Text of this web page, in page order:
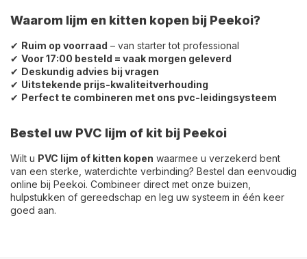
Waarom lijm en kitten kopen bij Peekoi?
✔ Ruim op voorraad – van starter tot professional
✔ Voor 17:00 besteld = vaak morgen geleverd
✔ Deskundig advies bij vragen
✔ Uitstekende prijs-kwaliteitverhouding
✔ Perfect te combineren met ons pvc-leidingsysteem
Bestel uw PVC lijm of kit bij Peekoi
Wilt u PVC lijm of kitten kopen waarmee u verzekerd bent
van een sterke, waterdichte verbinding? Bestel dan eenvoudig
online bij Peekoi. Combineer direct met onze buizen,
hulpstukken of gereedschap en leg uw systeem in één keer
goed aan.